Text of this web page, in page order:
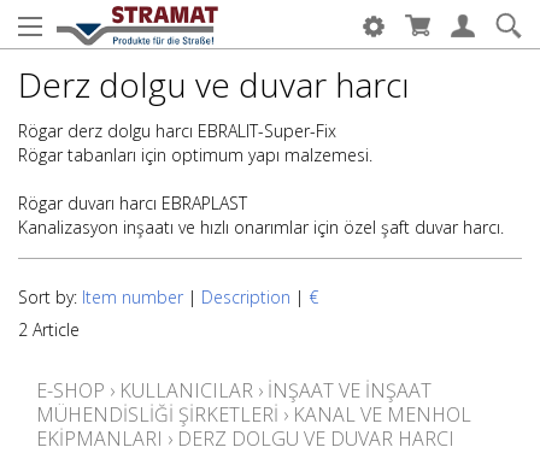
Derz dolgu ve duvar harcı
Rögar derz dolgu harcı EBRALIT-Super-Fix
Rögar tabanları için optimum yapı malzemesi.
Rögar duvarı harcı EBRAPLAST
Kanalizasyon inşaatı ve hızlı onarımlar için özel şaft duvar harcı.
Sort by: Item number | Description | €
2 Article
E-SHOP › KULLANICILAR › İNŞAAT VE INŞAAT
MÜHENDISLIĞI ŞIRKETLERI › KANAL VE MENHOL
EKIPMANLARI › DERZ DOLGU VE DUVAR HARCI